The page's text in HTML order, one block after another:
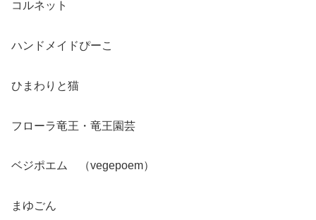
コルネット
ハンドメイドぴーこ
ひまわりと猫
フローラ竜王・竜王園芸
ベジポエム （vegepoem）
まゆごん